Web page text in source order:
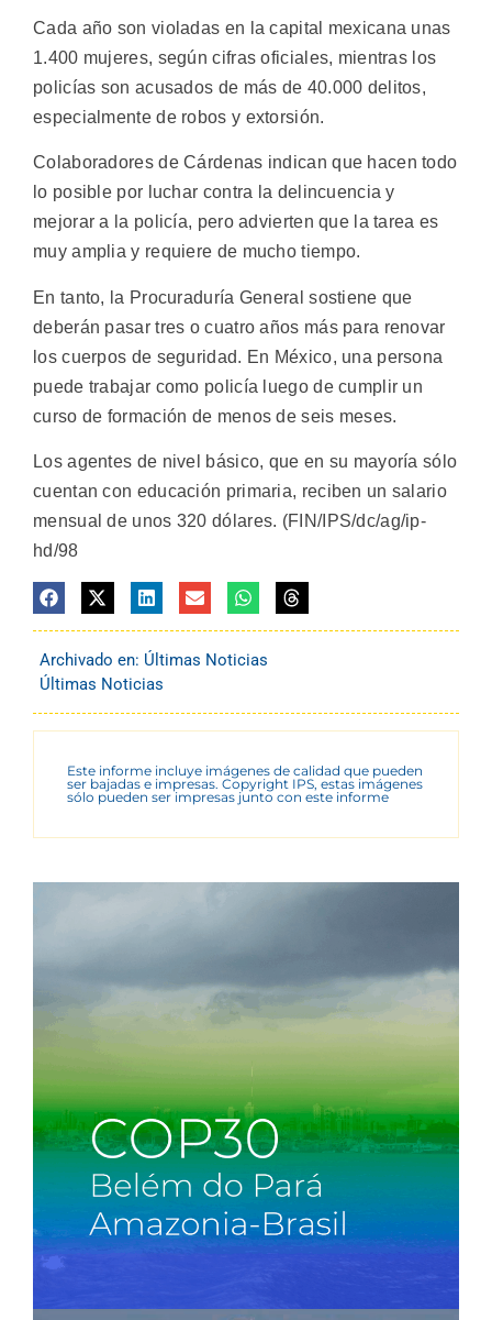
Cada año son violadas en la capital mexicana unas
1.400 mujeres, según cifras oficiales, mientras los
policías son acusados de más de 40.000 delitos,
especialmente de robos y extorsión.
Colaboradores de Cárdenas indican que hacen todo
lo posible por luchar contra la delincuencia y
mejorar a la policía, pero advierten que la tarea es
muy amplia y requiere de mucho tiempo.
En tanto, la Procuraduría General sostiene que
deberán pasar tres o cuatro años más para renovar
los cuerpos de seguridad. En México, una persona
puede trabajar como policía luego de cumplir un
curso de formación de menos de seis meses.
Los agentes de nivel básico, que en su mayoría sólo
cuentan con educación primaria, reciben un salario
mensual de unos 320 dólares. (FIN/IPS/dc/ag/ip-
hd/98
Archivado en: Últimas Noticias
Últimas Noticias
Este informe incluye imágenes de calidad que pueden
ser bajadas e impresas. Copyright IPS, estas imágenes
sólo pueden ser impresas junto con este informe